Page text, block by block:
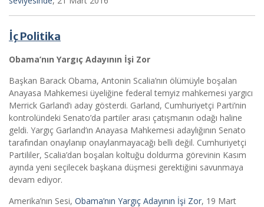
İç Politika
Obama’nın Yargıç Adayının İşi Zor
Başkan Barack Obama, Antonin Scalia’nın ölümüyle boşalan
Anayasa Mahkemesi üyeliğine federal temyiz mahkemesi yargıcı
Merrick Garland’ı aday gösterdi. Garland, Cumhuriyetçi Parti’nin
kontrolündeki Senato’da partiler arası çatışmanın odağı haline
geldi. Yargıç Garland’ın Anayasa Mahkemesi adaylığının Senato
tarafından onaylanıp onaylanmayacağı belli değil. Cumhuriyetçi
Partililer, Scalia’dan boşalan koltuğu doldurma görevinin Kasım
ayında yeni seçilecek başkana düşmesi gerektiğini savunmaya
devam ediyor.
Amerika’nın Sesi, Obama’nın Yargıç Adayının İşi Zor, 19 Mart